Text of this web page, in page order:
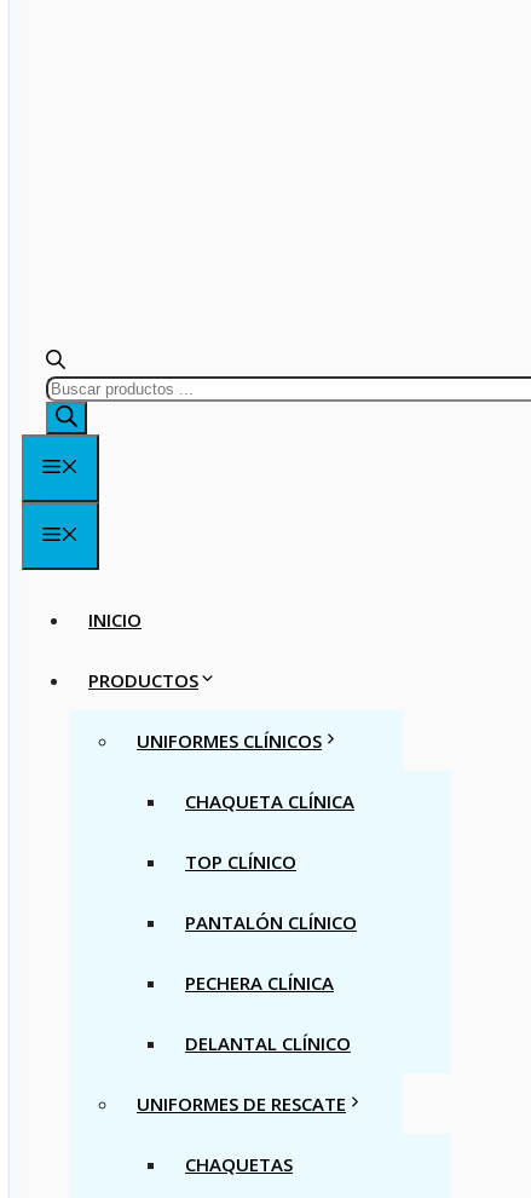
BÚSQUEDA
DE
PRODUCTOS
INICIO
PRODUCTOS
UNIFORMES CLÍNICOS
CHAQUETA CLÍNICA
TOP CLÍNICO
PANTALÓN CLÍNICO
PECHERA CLÍNICA
DELANTAL CLÍNICO
UNIFORMES DE RESCATE
CHAQUETAS